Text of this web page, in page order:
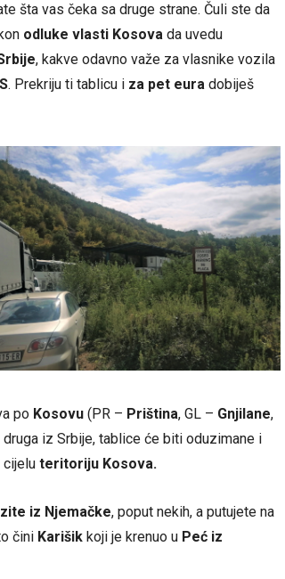
šta vas čeka sa druge strane. Čuli ste da
odluke vlasti Kosova da uvedu
, kakve odavno važe za vlasnike vozila
. Prekriju ti tablicu i za pet eura dobiješ
po Kosovu (PR – Priština, GL – Gnjilane,
iz Srbije, tablice će biti oduzimane i
cijelu teritoriju Kosova.
iz Njemačke, poput nekih, a putujete na
čini Karišik koji je krenuo u Peć iz